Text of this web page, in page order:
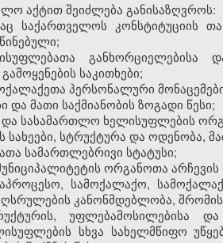
აქტით შეიძლება განისაზღვროს:
საქართველოს კონსტიტუციის
განხორციელებისა
საკითხები;
პერსონალური
მათი საქმიანობის ზოგადი წესი;
სასამართლო ხელისუფლების
სახეები, სტრუქტურა და ოდენობა,
სამართლებრივი სტატუსი;
ორგანოთა არჩევის
სამოქალაქო,
კანონმდებლობა,
უფლებამოსილებისა და
სხვა სახელმწიფო